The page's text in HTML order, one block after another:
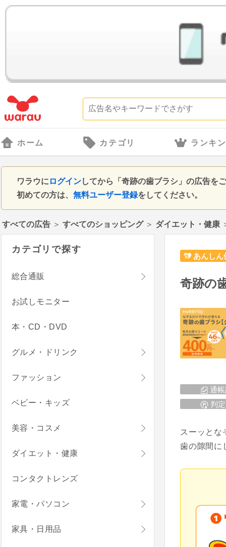
ホーム カテゴリ ランキ
ワラウに ログインしてから「奇跡の歯ブラシ」の広告を
初めての方は、 無料ユーザー登録をしてください。
すべての広告 ＞ すべてのショッピング＞ ダイエット・健康
あんしん
奇跡の
通
判
スーッとな
歯の隙間に
カテゴリで探す
総合通販
お試しモニター
本・CD・DVD
グルメ・ドリンク
ファッション
ベビー・キッズ
美容・コスメ
ダイエット・健康
コンタクトレンズ
家電・パソコン
家具・日用品